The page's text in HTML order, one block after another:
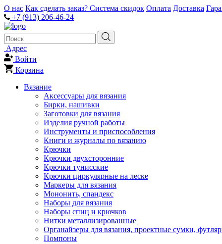
О нас Как сделать заказ? Система скидок Оплата Доставка
+7 (913) 206-46-24
Адрес
Войти
Корзина
Вязание
Аксессуары для вязания
Бирки, нашивки
Заготовки для вязания
Изделия ручной работы
Инструменты и приспособления
Книги и журналы по вязанию
Крючки
Крючки двухсторонние
Крючки тунисские
Крючки циркулярные на леске
Маркеры для вязания
Мононить, спандекс
Наборы для вязания
Наборы спиц и крючков
Нитки металлизированные
Органайзеры для вязания, проектные сумки,
Помпоны